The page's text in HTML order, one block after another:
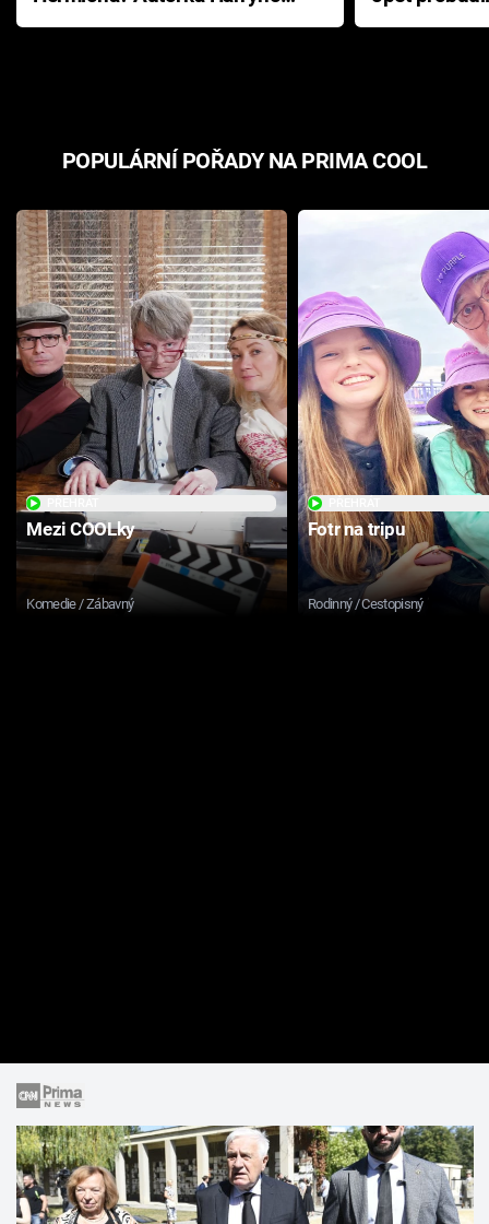
Pottera přišla s ráznou
přichází s
POPULÁRNÍ POŘADY NA PRIMA COOL
Mezi COOLky
Komedie / Zábavný
Fotr na tripu
Rodinný / Cestopisný